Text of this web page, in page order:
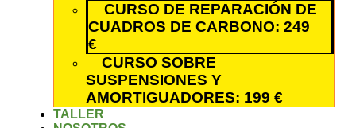
CURSO DE REPARACIÓN DE
CUADROS DE CARBONO: 249
€
CURSO SOBRE
SUSPENSIONES Y
AMORTIGUADORES: 199 €
TALLER